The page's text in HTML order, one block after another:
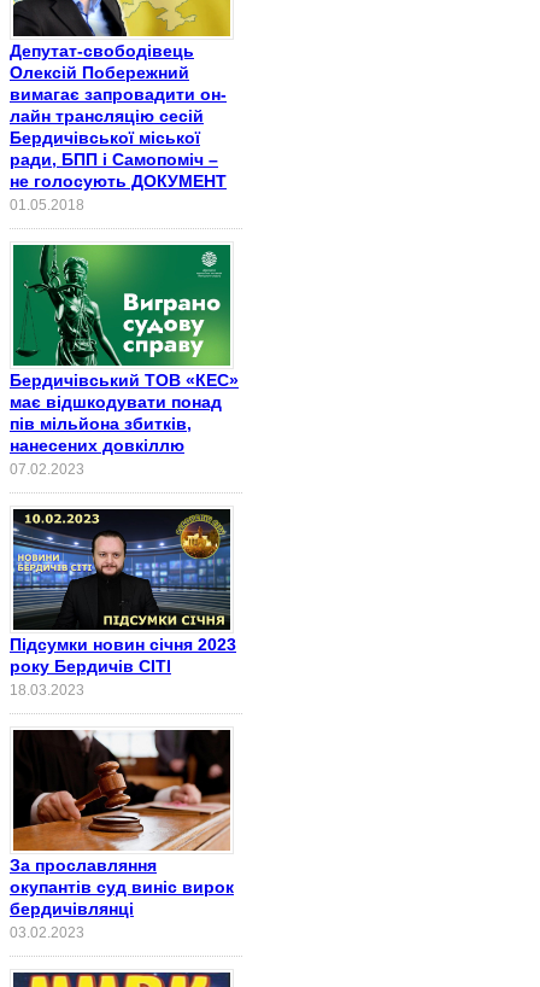
Депутат-свободівець
Олексій Побережний
вимагає запровадити он-
лайн трансляцію сесій
Бердичівської міської
ради, БПП і Самопоміч –
не голосують ДОКУМЕНТ
01.05.2018
Бердичівський ТОВ «КЕС»
має відшкодувати понад
пів мільйона збитків,
нанесених довкіллю
07.02.2023
Підсумки новин січня 2023
року Бердичів СІТІ
18.03.2023
За прославляння
окупантів суд виніс вирок
бердичівлянці
03.02.2023